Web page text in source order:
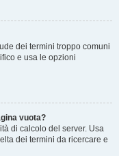
dei termini troppo comuni
e usa le opzioni
vuota?
di calcolo del server. Usa
dei termini da ricercare e